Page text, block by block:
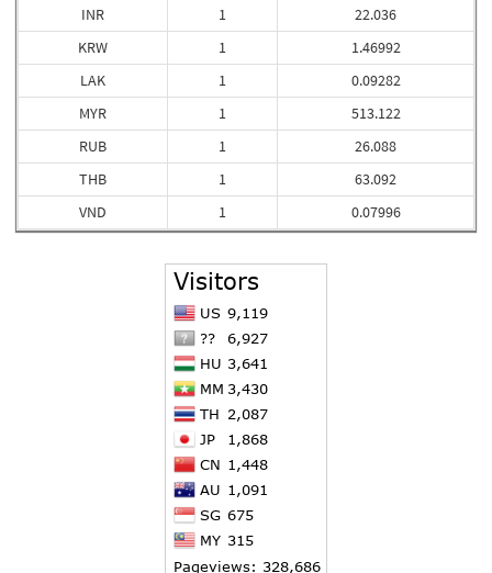
INR
KRW
LAK
MYR
RUB
THB
VND
1
1
1
1
1
1
1
22.036
1.46992
0.09282
513.122
26.088
63.092
0.07996